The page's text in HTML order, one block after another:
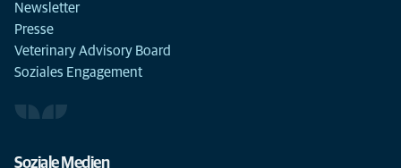
Newsletter
Presse
Veterinary Advisory Board
Soziales Engagement
Soziale Medien